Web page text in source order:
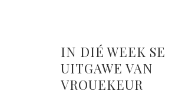
IN DIÉ WEEK SE
UITGAWE VAN
VROUEKEUR